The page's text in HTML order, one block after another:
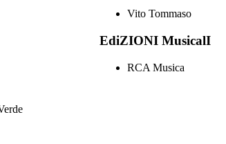
Vito Tommaso
EdiZIONI MusicalI
RCA Musica